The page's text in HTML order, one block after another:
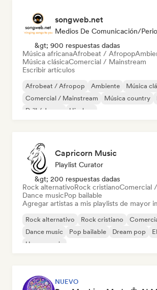
songweb.net
Medios De Comunicación/
&gt; 900 respuestas dadas
Música africanaAfrobeat / Afropop
Música clásicaComercial / Mainstream
Escribir artículos
Afrobeat / Afropop Ambiente
Música
Comercial / Mainstream
Música country
Drill / Jersey
Hip-hop
Capricorn Music
Playlist Curator
&gt; 200 respuestas dadas
Rock alternativoRock cristianoComercial
Dance musicPop bailable
Agregar artistas a mis playlists de mayor
Rock alternativo Rock cristiano
Dance music
Pop bailable Dream pop
House music
NUEVO